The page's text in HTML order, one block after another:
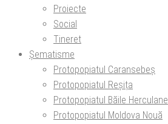
Proiecte
Social
Tineret
Șematisme
Protopopiatul Caransebeș
Protopopiatul Reșița
Protopopiatul Băile Herculane
Protopopiatul Moldova Nouă